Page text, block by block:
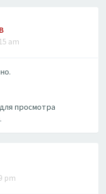
am
просмотра
pm